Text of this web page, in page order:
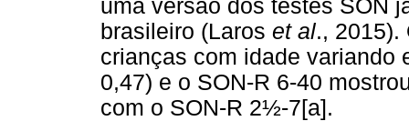
uma versão dos testes SON
brasileiro (Laros et al., 2015).
crianças com idade variando
0,47) e o SON-R 6-40
com o SON-R 2½-7[a].